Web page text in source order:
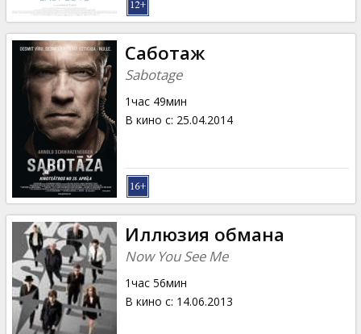
Саботаж
Sabotage
1час 49мин
В кино с: 25.04.2014
Иллюзия обмана
Now You See Me
1час 56мин
В кино с: 14.06.2013